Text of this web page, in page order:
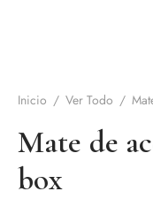
Inicio / Ver Todo /
Mate de
box
y accesorios